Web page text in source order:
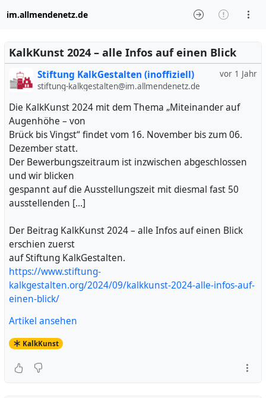
im.allmendenetz.de
KalkKunst 2024 – alle Infos auf einen Blick
vor 1 Jahr
Stiftung KalkGestalten (inoffiziell)
stiftung-kalkgestalten@im.allmendenetz.de
Die KalkKunst 2024 mit dem Thema „Miteinander auf
Augenhöhe – von
Brück bis Vingst“ findet vom 16. November bis zum 06.
Dezember statt.
Der Bewerbungszeitraum ist inzwischen abgeschlossen
und wir blicken
gespannt auf die Ausstellungszeit mit diesmal fast 50
ausstellenden […]
Der Beitrag KalkKunst 2024 – alle Infos auf einen Blick
erschien zuerst
auf Stiftung KalkGestalten.
https://www.stiftung-
kalkgestalten.org/2024/09/kalkkunst-2024-alle-infos-auf-
einen-blick/
Artikel ansehen
KalkKunst